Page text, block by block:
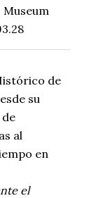
Museum
de
su
al
en
el